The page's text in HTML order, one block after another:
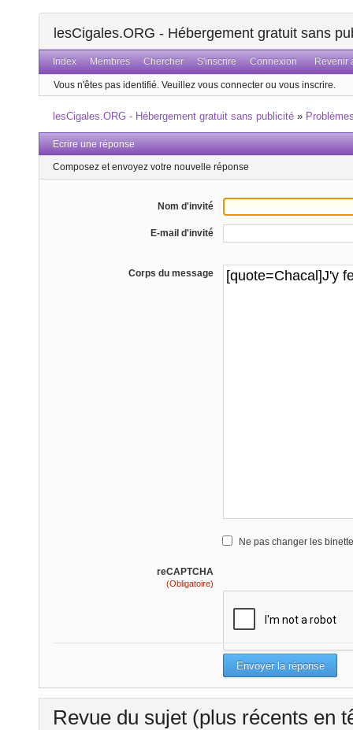
lesCigales.ORG - Hébergement gratuit sans
Index Membres Chercher S'inscrire Connexion Revenir
Vous n'êtes pas identifié. Veuillez vous connecter ou vous inscrire.
lesCigales.ORG - Hébergement gratuit sans publicité »
Ecrire une réponse
Composez et envoyez votre nouvelle réponse
Nom d'invité
E-mail d'invité
Corps du message
Ne pas changer les
reCAPTCHA
(Obligatoire)
Revue du sujet (plus récents en